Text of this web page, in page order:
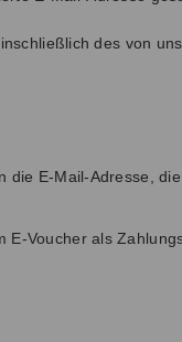
des von
E-Mail-Adresse,
Voucher als